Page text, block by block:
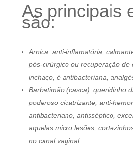
As principais
são:
Arnica: anti-inflamatória,
pós-cirúrgico ou recuperação de
inchaço, é antibacteriana,
Barbatimão (casca): queridinho
poderoso cicatrizante, anti-
antibacteriano, antisséptico,
aquelas micro lesões,
no canal vaginal.